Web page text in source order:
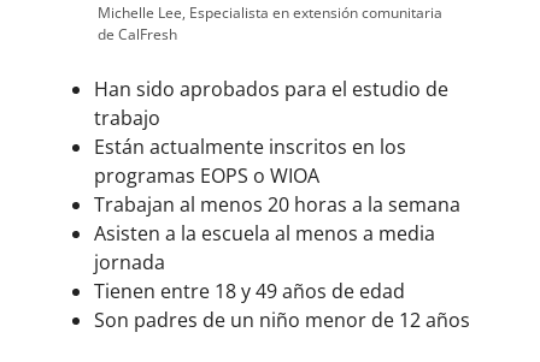
Michelle Lee, Especialista en extensión comunitaria
de CalFresh
Han sido aprobados para el estudio de
trabajo
Están actualmente inscritos en los
programas EOPS o WIOA
Trabajan al menos 20 horas a la semana
Asisten a la escuela al menos a media
jornada
Tienen entre 18 y 49 años de edad
Son padres de un niño menor de 12 años